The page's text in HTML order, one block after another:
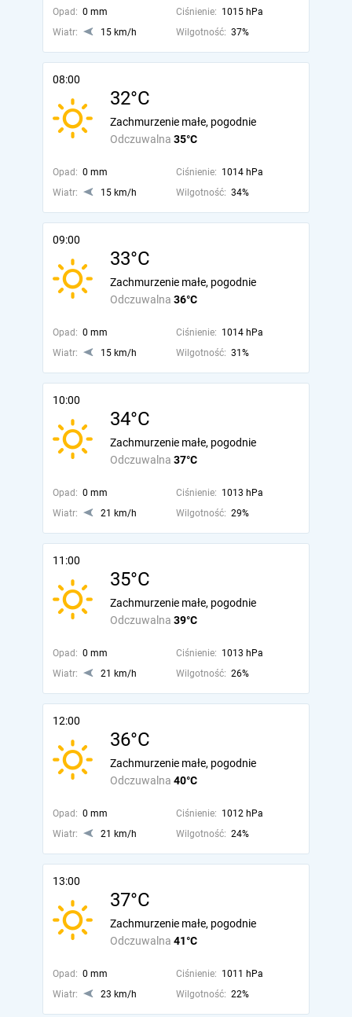
Opad: 0 mm Ciśnienie: 1015 hPa
Wiatr:
15 km/h Wilgotność: 37%
08:00
32°C
Odczuwalna 35°C
Zachmurzenie małe, pogodnie
Opad: 0 mm Ciśnienie: 1014 hPa
Wiatr:
15 km/h Wilgotność: 34%
09:00
33°C
Odczuwalna 36°C
Zachmurzenie małe, pogodnie
Opad: 0 mm Ciśnienie: 1014 hPa
Wiatr:
15 km/h Wilgotność: 31%
10:00
34°C
Odczuwalna 37°C
Zachmurzenie małe, pogodnie
Opad: 0 mm Ciśnienie: 1013 hPa
Wiatr:
21 km/h Wilgotność: 29%
11:00
35°C
Odczuwalna 39°C
Zachmurzenie małe, pogodnie
Opad: 0 mm Ciśnienie: 1013 hPa
Wiatr:
21 km/h Wilgotność: 26%
12:00
36°C
Odczuwalna 40°C
Zachmurzenie małe, pogodnie
Opad: 0 mm Ciśnienie: 1012 hPa
Wiatr:
21 km/h Wilgotność: 24%
13:00
37°C
Odczuwalna 41°C
Zachmurzenie małe, pogodnie
Opad: 0 mm Ciśnienie: 1011 hPa
Wiatr:
23 km/h Wilgotność: 22%